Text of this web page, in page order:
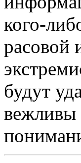
кого-
расовой
будут
вежливы